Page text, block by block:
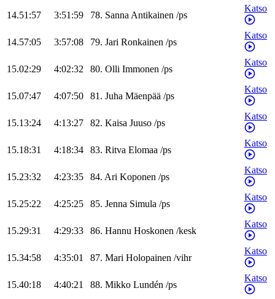
14.51:57 3:51:59 78. SannaAntikainen /ps
Katso
14.57:05 3:57:08 79. Jari Ronkainen /ps
Katso
15.02:29 4:02:32 80. Olli Immonen /ps
Katso
15.07:47 4:07:50 81. Juha Mäenpää /ps
Katso
15.13:24 4:13:27 82. Kaisa Juuso /ps
Katso
15.18:31 4:18:34 83. Ritva Elomaa /ps
Katso
15.23:32 4:23:35 84. Ari Koponen /ps
Katso
15.25:22 4:25:25 85. Jenna Simula /ps
Katso
15.29:31 4:29:33 86. Hannu Hoskonen /kesk
Katso
15.34:58 4:35:01 87. Mari Holopainen /vihr
Katso
15.40:18 4:40:21 88. Mikko Lundén /ps
Katso